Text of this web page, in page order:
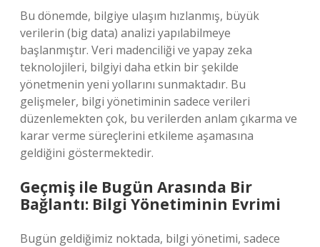
Bu dönemde, bilgiye ulaşım hızlanmış, büyük
verilerin (big data) analizi yapılabilmeye
başlanmıştır. Veri madenciliği ve yapay zeka
teknolojileri, bilgiyi daha etkin bir şekilde
yönetmenin yeni yollarını sunmaktadır. Bu
gelişmeler, bilgi yönetiminin sadece verileri
düzenlemekten çok, bu verilerden anlam çıkarma ve
karar verme süreçlerini etkileme aşamasına
geldiğini göstermektedir.
Geçmiş ile Bugün Arasında Bir
Bağlantı: Bilgi Yönetiminin Evrimi
Bugün geldiğimiz noktada, bilgi yönetimi, sadece